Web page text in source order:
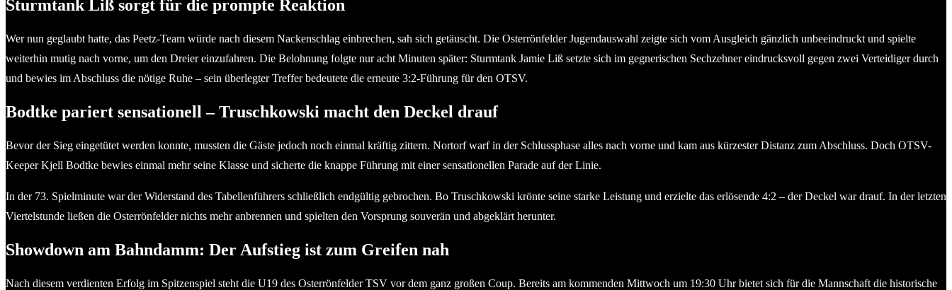
Sturmtank Liß sorgt für die prompte Reaktion
Wer nun geglaubt hatte, das Peetz-Team würde nach diesem Nackenschlag einbrechen, sah sich getäuscht. Die Osterrönfelder Jugendauswahl zeigte sich vom Ausgleich gänzlich unbeeindruckt und spielte
weiterhin mutig nach vorne, um den Dreier einzufahren. Die Belohnung folgte nur acht Minuten später: Sturmtank Jamie Liß setzte sich im gegnerischen Sechzehner eindrucksvoll gegen zwei Verteidiger durch
und bewies im Abschluss die nötige Ruhe – sein überlegter Treffer bedeutete die erneute 3:2-Führung für den OTSV.
Bodtke pariert sensationell – Truschkowski macht den Deckel drauf
Bevor der Sieg eingetütet werden konnte, mussten die Gäste jedoch noch einmal kräftig zittern. Nortorf warf in der Schlussphase alles nach vorne und kam aus kürzester Distanz zum Abschluss. Doch OTSV-
Keeper Kjell Bodtke bewies einmal mehr seine Klasse und sicherte die knappe Führung mit einer sensationellen Parade auf der Linie.
In der 73. Spielminute war der Widerstand des Tabellenführers schließlich endgültig gebrochen. Bo Truschkowski krönte seine starke Leistung und erzielte das erlösende 4:2 – der Deckel war drauf. In der letzten
Viertelstunde ließen die Osterrönfelder nichts mehr anbrennen und spielten den Vorsprung souverän und abgeklärt herunter.
Showdown am Bahndamm: Der Aufstieg ist zum Greifen nah
Nach diesem verdienten Erfolg im Spitzenspiel steht die U19 des Osterrönfelder TSV vor dem ganz großen Coup. Bereits am kommenden Mittwoch um 19:30 Uhr bietet sich für die Mannschaft die historische